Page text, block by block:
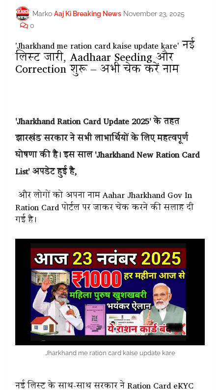
Marko Aaj Ki Breaking News November 23, 2025
0
'Jharkhand me ration card kaise update kare' नई
लिस्ट जारी, Aadhaar Seeding और
Correction शुरू – अभी चेक करें नाम
'Jharkhand Ration Card Update 2025' के तहत
झारखंड सरकार ने सभी लाभार्थियों के लिए महत्वपूर्ण
घोषणा की है। इस साल 'Jharkhand New Ration Card
List' अपडेट हुई है,
और लोगों को अपना नाम Aahar Jharkhand Gov In
Ration Card पोर्टल पर जाकर चेक करने की सलाह दी
गई है।
Jharkhand me ration card kaise update kare
नई लिस्ट के साथ-साथ सरकार ने Ration Card eKYC